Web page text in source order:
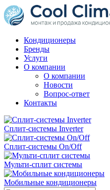
Кондиционеры
Бренды
Услуги
О компании
О компании
Новости
Вопрос-ответ
Контакты
Сплит-системы Inverter
Сплит-системы On/Off
Мульти-сплит системы
Мобильные кондиционеры